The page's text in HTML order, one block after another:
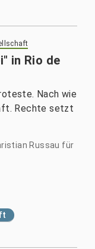
in Rio de
Nach wie
Rechte setzt
Russau für